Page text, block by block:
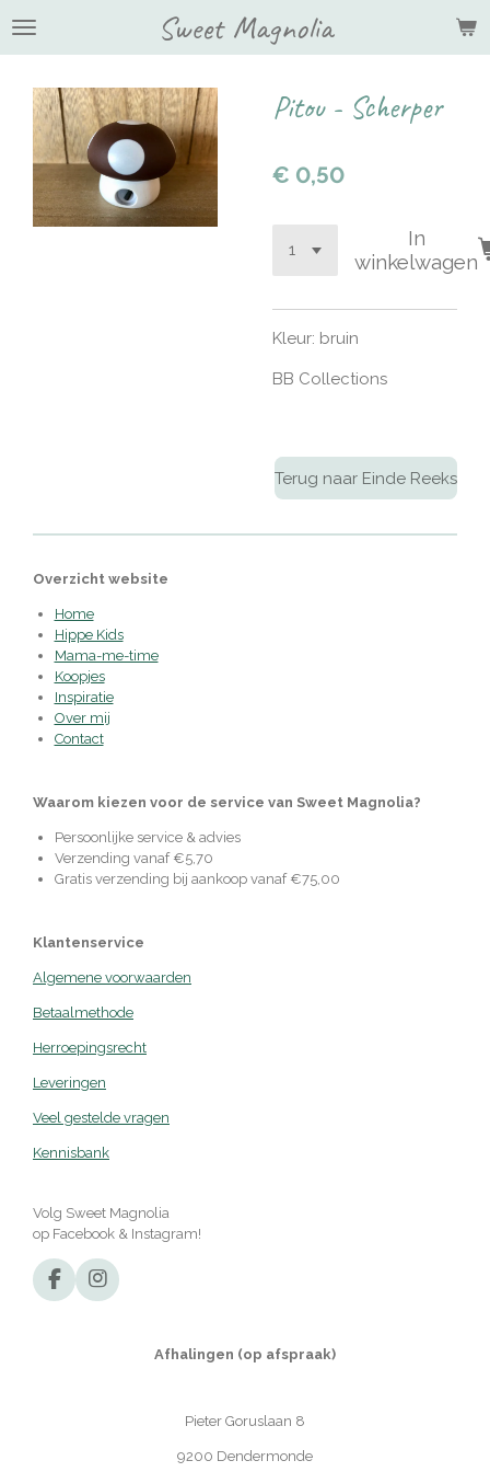
Ga
hoofdinhoud
Sweet Magnolia
Pitou - Scherper
€ 0,50
In
winkelwagen
Kleur: bruin
BB Collections
Terug naar Einde Reeks
Overzicht website
Home
Hippe Kids
Mama-me-time
Koopjes
Inspiratie
Over mij
Contact
Waarom kiezen voor de service van Sweet Magnolia?
Persoonlijke service & advies
Verzending vanaf €5,70
Gratis verzending bij aankoop vanaf €75,00
Klantenservice
Algemene voorwaarden
Betaalmethode
Herroepingsrecht
Leveringen
Veel gestelde vragen
Kennisbank
Volg Sweet Magnolia
op Facebook & Instagram!
F
a
I
n
Afhalingen (op afspraak)
Pieter Goruslaan 8
9200 Dendermonde